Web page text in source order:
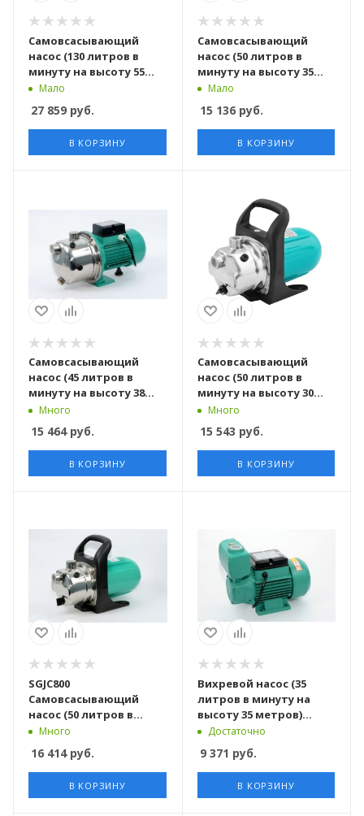
Самовсасывающий
насос (130 литров в
минуту на высоту 55
метров) JET200 TAIFU
Мало
27 859 руб.
В КОРЗИНУ
Самовсасывающий
насос (50 литров в
минуту на высоту 35
метров) JET80 TAIFU
Мало
15 136руб.
В КОРЗИНУ
Самовсасывающий
насос (45 литров в
минуту на высоту 38
метров) SGJ600-2 TAIFU
Много
15 464руб.
В КОРЗИНУ
Самовсасывающий
насос (50 литров в
минуту на высоту 30
метров) SGJC600 TAIFU
Много
15 543 руб.
В КОРЗИНУ
SGJC800
Самовсасывающий
насос (50 литров в
минуту на высоту 38
метров) SGJC800 TAIFU
Много
16 414руб.
В КОРЗИНУ
Вихревой насос (35
литров в минуту на
высоту 35 метров)
TKS60 TAIFU
Достаточно
9 371 руб.
В КОРЗИНУ